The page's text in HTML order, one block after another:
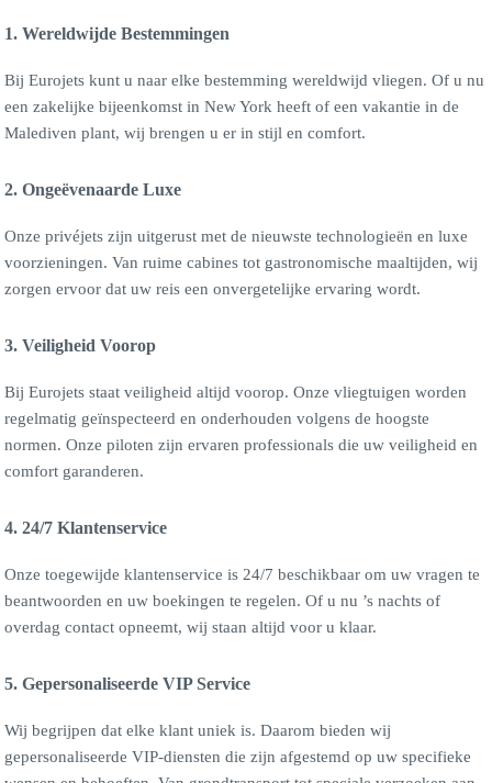
1. Wereldwijde Bestemmingen
Bij Eurojets kunt u naar elke bestemming wereldwijd vliegen. Of u nu
een zakelijke bijeenkomst in New York heeft of een vakantie in de
Malediven plant, wij brengen u er in stijl en comfort.
2. Ongeëvenaarde Luxe
Onze privéjets zijn uitgerust met de nieuwste technologieën en luxe
voorzieningen. Van ruime cabines tot gastronomische maaltijden, wij
zorgen ervoor dat uw reis een onvergetelijke ervaring wordt.
3. Veiligheid Voorop
Bij Eurojets staat veiligheid altijd voorop. Onze vliegtuigen worden
regelmatig geïnspecteerd en onderhouden volgens de hoogste
normen. Onze piloten zijn ervaren professionals die uw veiligheid en
comfort garanderen.
4. 24/7 Klantenservice
Onze toegewijde klantenservice is 24/7 beschikbaar om uw vragen te
beantwoorden en uw boekingen te regelen. Of u nu ’s nachts of
overdag contact opneemt, wij staan altijd voor u klaar.
5. Gepersonaliseerde VIP Service
Wij begrijpen dat elke klant uniek is. Daarom bieden wij
gepersonaliseerde VIP-diensten die zijn afgestemd op uw specifieke